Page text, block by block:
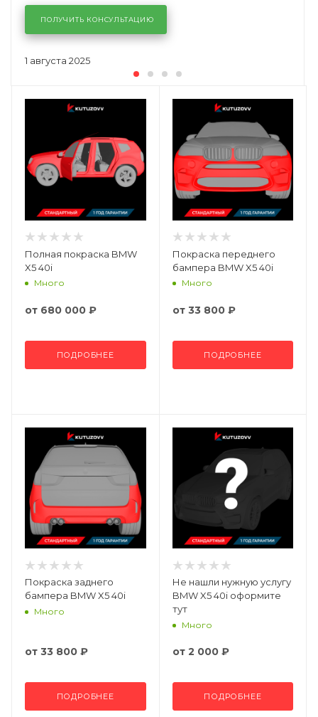
1 августа 2025
ПОЛУЧИТЬ КОНСУЛЬТАЦИЮ
Полная покраска BMW
X5 40i
Много
от 680 000 ₽
ПОДРОБНЕЕ
Покраска переднего
бампера BMW X5 40i
Много
от 33 800 ₽
ПОДРОБНЕЕ
Покраска заднего
бампера BMW X5 40i
Много
от 33 800 ₽
ПОДРОБНЕЕ
Не нашли нужную услугу
BMW X5 40i оформите
тут
Много
от 2 000 ₽
ПОДРОБНЕЕ